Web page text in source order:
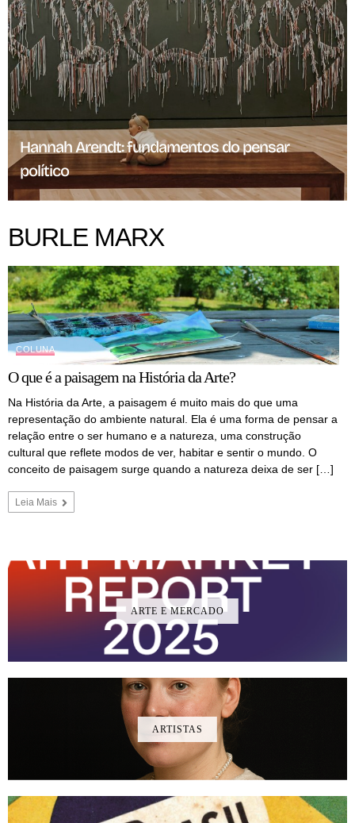
Hannah Arendt: fundamentos do pensar
político
BURLE MARX
COLUNA
O que é a paisagem na História da Arte?
Na História da Arte, a paisagem é muito mais do que uma
representação do ambiente natural. Ela é uma forma de pensar a
relação entre o ser humano e a natureza, uma construção
cultural que reflete modos de ver, habitar e sentir o mundo. O
conceito de paisagem surge quando a natureza deixa de ser […]
Leia Mais
ARTE E MERCADO
ARTISTAS